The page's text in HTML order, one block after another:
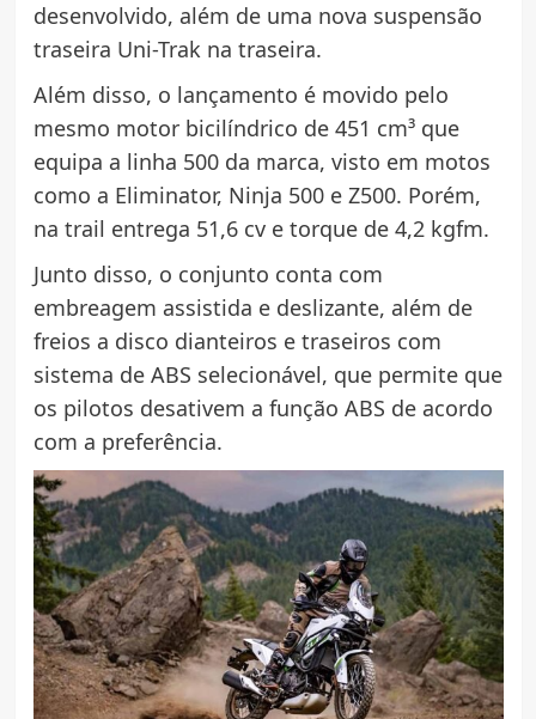
desenvolvido, além de uma nova suspensão
traseira Uni-Trak na traseira.
Além disso, o lançamento é movido pelo
mesmo motor bicilíndrico de 451 cm³ que
equipa a linha 500 da marca, visto em motos
como a Eliminator, Ninja 500 e Z500. Porém,
na trail entrega 51,6 cv e torque de 4,2 kgfm.
Junto disso, o conjunto conta com
embreagem assistida e deslizante, além de
freios a disco dianteiros e traseiros com
sistema de ABS selecionável, que permite que
os pilotos desativem a função ABS de acordo
com a preferência.